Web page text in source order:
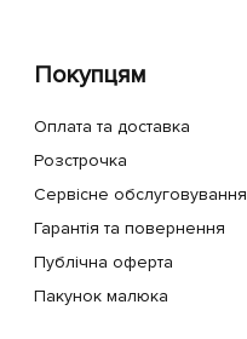
Покупцям
Оплата та доставка
Розстрочка
Сервісне обслуговування
Гарантія та повернення
Публічна оферта
Пакунок малюка